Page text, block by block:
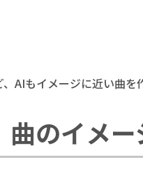
AIもイメージに近い曲を
のイメー